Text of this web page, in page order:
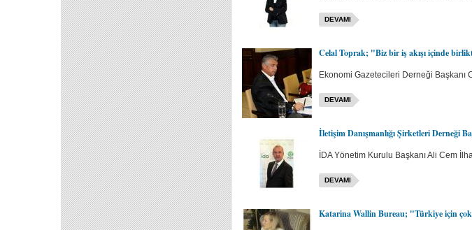
DEVAMI
Celal Toprak; "Biz bir iş akışı içinde
Ekonomi Gazetecileri Derneği Başkanı
DEVAMI
İletişim Danışmanlığı Şirketleri Derneği
İDA Yönetim Kurulu Başkanı Ali Cem
DEVAMI
Katarina Wallin Bureau; "Türkiye için çok